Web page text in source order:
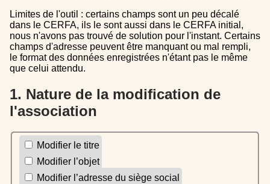
Limites de l'outil : certains champs sont un peu décalé
dans le CERFA, ils le sont aussi dans le CERFA initial,
nous n'avons pas trouvé de solution pour l'instant. Certains
champs d'adresse peuvent être manquant ou mal rempli,
le format des données enregistrées n'étant pas le même
que celui attendu.
1. Nature de la modification de
l'association
Modifier le titre
Modifier l’objet
Modifier l’adresse du siège social